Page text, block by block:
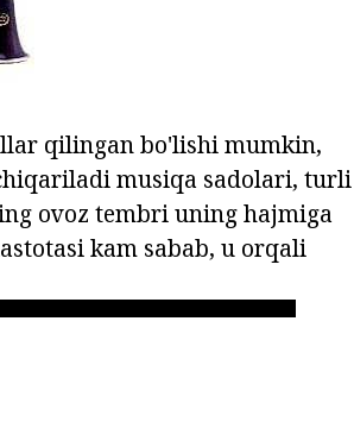
qilingan bo'lishi mumkin,
musiqa sadolari, turli
ovoz tembri uning hajmiga
kam sabab, u orqali